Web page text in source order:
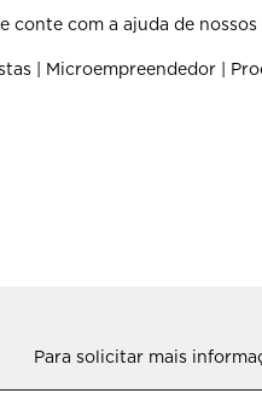
conte com a ajuda de
| Microempreendedor |
Para solicitar mais